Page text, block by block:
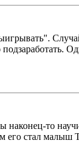
то
стал малыш